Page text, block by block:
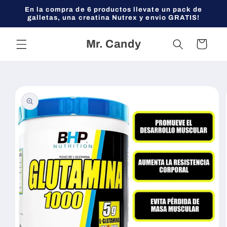
directamente
al contenido
En la compra de 6 productos llevate un pack de
galletas, una creatina Nutrex y envio GRATIS!
Mr. Candy Carrito
información
del producto